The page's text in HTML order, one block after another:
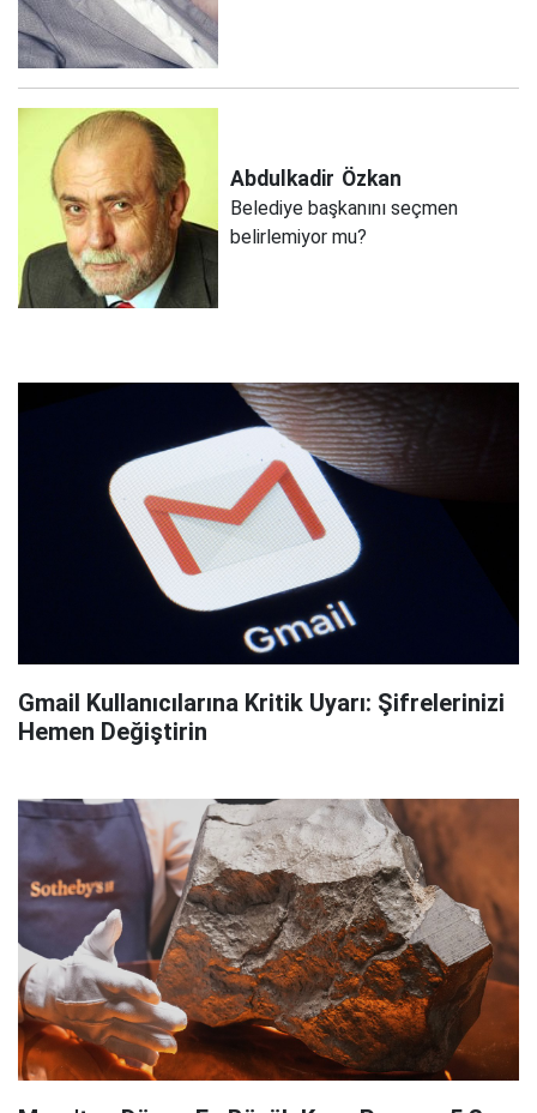
Abdulkadir Özkan
Belediye başkanını seçmen
belirlemiyor mu?
Gmail Kullanıcılarına Kritik Uyarı: Şifrelerinizi
Hemen Değiştirin